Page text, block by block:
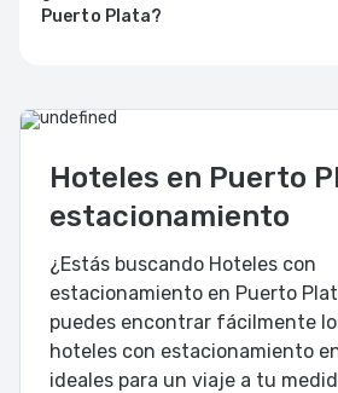
Puerto Plata?
Hoteles en Puerto
estacionamiento
¿Estás buscando Hoteles con
estacionamiento en Puerto
puedes encontrar fácilmente
hoteles con estacionamiento
ideales para un viaje a tu